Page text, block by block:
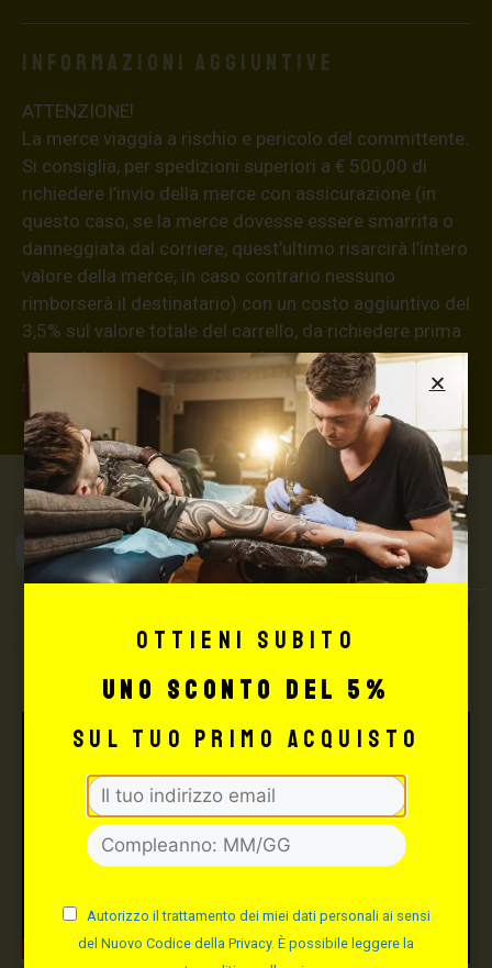
Informazioni aggiuntive
ATTENZIONE!
La merce viaggia a rischio e pericolo del committente.
Si consiglia, per spedizioni superiori a € 500,00 di
richiedere l’invio della merce con assicurazione (in
questo caso, se la merce dovesse essere smarrita o
danneggiata dal corriere, quest’ultimo risarcirà l’intero
valore della merce, in caso contrario nessuno
rimborserà il destinatario) con un costo aggiuntivo del
3,5% sul valore totale del carrello, da richiedere prima
di concludere il pagamento al seguente indirizzo:
shop@maxsignorello.it.
Max Signorello
Tattoo Supply
TUTTO PER IL TUO
TATTOO STUDIO
Ottieni subito
uno sconto del 5%
sul tuo primo acquisto
Autorizzo il trattamento dei miei dati personali ai sensi
del Nuovo Codice della Privacy. È possibile leggere la